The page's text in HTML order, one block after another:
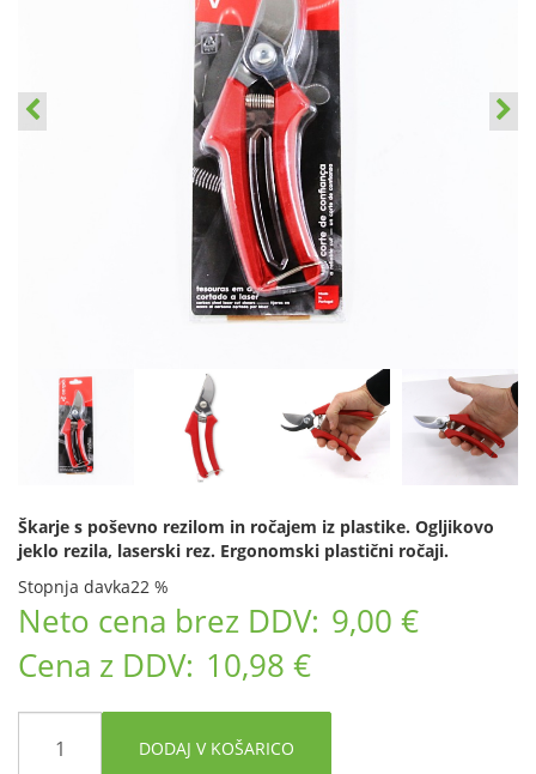
Škarje s poševno rezilom in ročajem iz plastike. Ogljikovo
jeklo rezila, laserski rez. Ergonomski plastični ročaji.
Stopnja davka22 %
Neto cena brez DDV: 9,00 €
Cena z DDV: 10,98 €
DODAJ V KOŠARICO